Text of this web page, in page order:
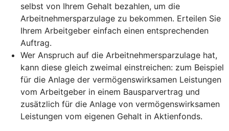
selbst von Ihrem Gehalt bezahlen, um die
Arbeitnehmersparzulage zu bekommen. Erteilen Sie
Ihrem Arbeitgeber einfach einen entsprechenden
Auftrag.
Wer Anspruch auf die Arbeitnehmersparzulage hat,
kann diese gleich zweimal einstreichen: zum Beispiel
für die Anlage der vermögenswirksamen Leistungen
vom Arbeitgeber in einem Bausparvertrag und
zusätzlich für die Anlage von vermögenswirksamen
Leistungen vom eigenen Gehalt in Aktienfonds.